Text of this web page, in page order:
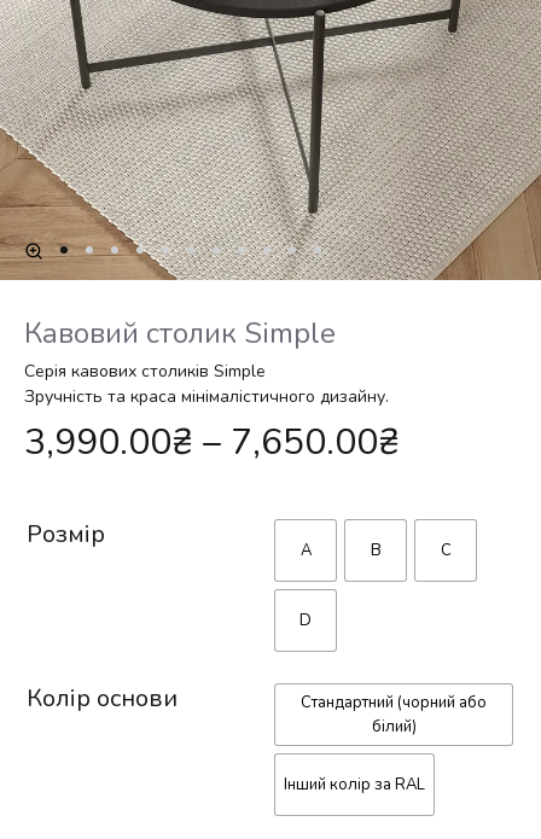
Кавовий столик Simple
Серія кавових столиків Simple
Зручність та краса мінімалістичного дизайну.
3,990.00₴ – 7,650.00₴
Розмір A B C
D
Колір основи
Стандартний (чорний або
білий)
Інший колір за RAL